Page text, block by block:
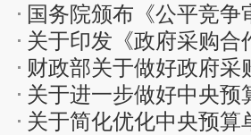
国务院颁布《公平竞
第783号)
关于印发《政府采购
财政部关于做好政府
关于进一步做好中央
关于简化优化中央预